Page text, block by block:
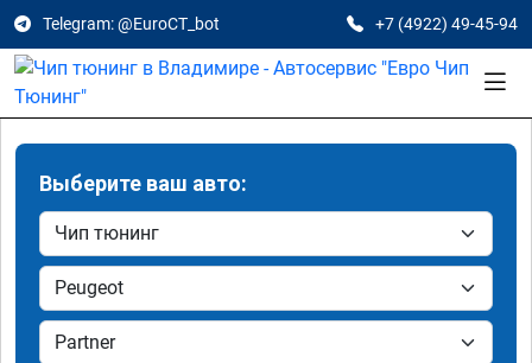
Telegram: @EuroCT_bot +7 (4922) 49-45-94
Выберите ваш авто: